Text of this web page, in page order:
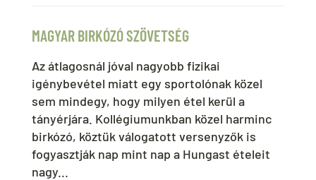
MAGYAR BIRKÓZÓ SZÖVETSÉG
Az átlagosnál jóval nagyobb fizikai
igénybevétel miatt egy sportolónak közel
sem mindegy, hogy milyen étel kerül a
tányérjára. Kollégiumunkban közel harminc
birkózó, köztük válogatott versenyzők is
fogyasztják nap mint nap a Hungast ételeit
nagy...